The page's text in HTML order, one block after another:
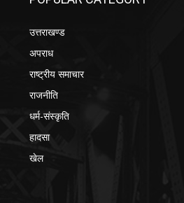
उत्तराखण्ड
अपराध
राष्ट्रीय समाचार
राजनीति
धर्म-संस्कृति
हादसा
खेल